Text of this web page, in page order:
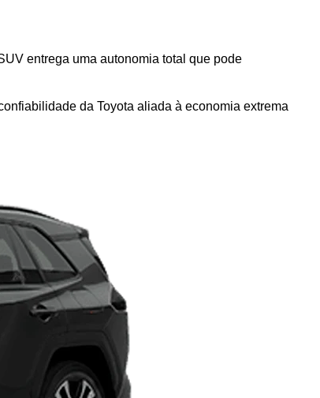
entrega uma autonomia total que pode
da Toyota aliada à economia extrema